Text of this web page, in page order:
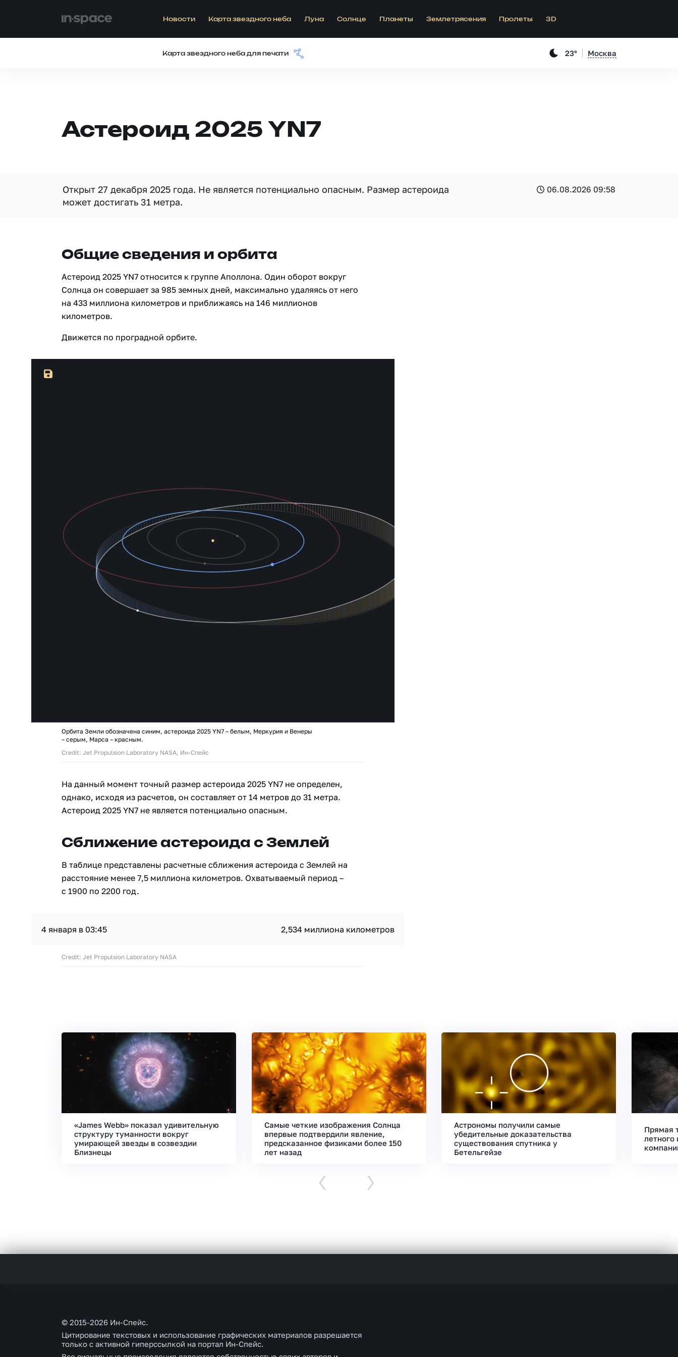
Новости Карта звездного неба Луна Солнце Планеты Землетрясения Пролеты 3D
Карта звездного неба для печати 23° Москва
Астероид 2025 YN7
Открыт 27 декабря 2025 года. Не является потенциально опасным. Размер астероида
может достигать 31 метра.
06.08.2026 09:58
Общие сведения и орбита
Астероид 2025 YN7 относится к группе Аполлона. Один оборот вокруг
Солнца он совершает за 985 земных дней, максимально удаляясь от него
на 433 миллиона километров и приближаясь на 146 миллионов
километров.
Движется по проградной орбите.
Орбита Земли обозначена синим, астероида 2025 YN7 – белым, Меркурия и Венеры
– серым, Марса – красным.
Credit: Jet Propulsion Laboratory NASA, Ин-Спейс
На данный момент точный размер астероида 2025 YN7 не определен,
однако, исходя из расчетов, он составляет от 14 метров до 31 метра.
Астероид 2025 YN7 не является потенциально опасным.
Сближение астероида с Землей
В таблице представлены расчетные сближения астероида с Землей на
расстояние менее 7,5 миллиона километров. Охватываемый период –
с 1900 по 2200 год.
4 января в 03:45 2,534 миллиона километров
Credit: Jet Propulsion Laboratory NASA
«James Webb» показал удивительную
структуру туманности вокруг
умирающей звезды в созвездии
Близнецы
Самые четкие изображения Солнца
впервые подтвердили явление,
предсказанное физиками более 150
лет назад
Астрономы получили самые
убедительные доказательства
существования спутника у
Бетельгейзе
Прямая
летного
‹ ›
© 2015-2026 Ин-Спейс.
Цитирование текстовых и использование графических материалов разрешается
только с активной гиперссылкой на портал Ин-Спейс.